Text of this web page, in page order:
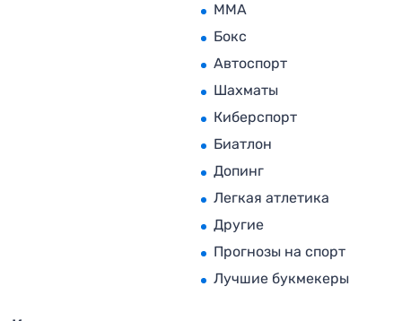
MMA
Бокс
Автоспорт
Шахматы
Киберспорт
Биатлон
Допинг
Легкая атлетика
Другие
Прогнозы на спорт
Лучшие букмекеры